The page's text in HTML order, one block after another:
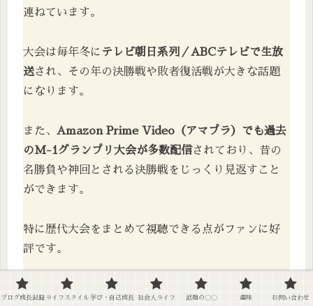
連ねています。
大会は毎年冬に テレビ朝日系列／ABCテレビで生放
送され、その年の決勝戦や敗者復活戦が大きな話題
になります。
また、 Amazon Prime Video（アマプラ）でも過去
のM-1グランプリ大会が多数配信されており、昔の
名勝負や神回とされる決勝戦をじっくり見返すこと
ができます。
特に歴代大会をまとめて視聴できる点がファンに好
評です。
年末年始にお笑いを楽しみたい人には、過去のM-1
ブログ成長記録 ライフスタイル 学び・自己成長 社会人ライフ 話題の〇〇 趣味 お問い合わせ